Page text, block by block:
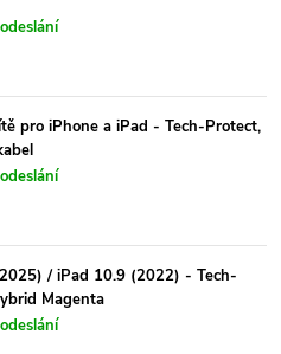
pro iPhone a iPad - Tech-Protect,
/ iPad 10.9 (2022) - Tech-
Magenta